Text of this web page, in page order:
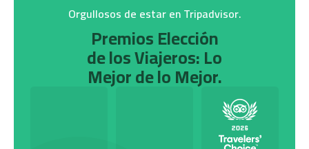
Orgullosos de estar en Tripadvisor.
Premios Elección
de los Viajeros: Lo
Mejor de lo Mejor.